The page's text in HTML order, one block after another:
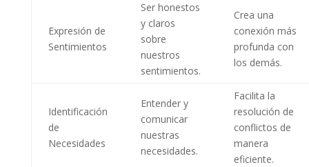
Expresión de
Sentimientos
Ser honestos
y claros
sobre
nuestros
sentimientos.
Crea una
conexión más
profunda con
los demás.
Identificación
de
Necesidades
Entender y
comunicar
nuestras
necesidades.
Facilita la
resolución de
conflictos de
manera
eficiente.